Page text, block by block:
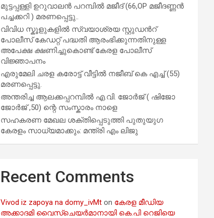
മുട്ടപ്പള്ളി ഉറുവാലൻ പറമ്പിൽ മജീദ് (66,OP മജീദണ്ണൻ
പച്ചക്കറി ) മരണപ്പെട്ടു..
വിവിധ സ്കൂളുകളില്‍ സ്വയാശ്രയ സ്റ്റുഡന്‍റ്
പോലീസ് കേഡറ്റ് പദ്ധതി ആരംഭിക്കുന്നതിനുള്ള
അപേക്ഷ ക്ഷണിച്ചുകൊണ്ട് കേരള പോലീസ്
വിജ്ഞാപനം
എരുമേലി ചരള കരോട്ട് വീട്ടിൽ നജീബ് കെ എച്ച് (55)
മരണപ്പെട്ടു.
അന്തരിച്ച ആ​ല​ക്ക​പ്പ​റമ്പിൽ​ എ.​വി. ജോ​ർ​ജ് ( ഷിജോ
ജോർജ് ,50) ന്റെ സംസ്കാരം നാളെ
സഹകരണ മേഖല ശക്തിപ്പെടുത്തി പുതുയുഗ
കേരളം സാധ്യമാക്കും: മന്ത്രി എം ലിജു
Recent Comments
Vivod iz zapoya na domy_ivMt on കേരള മീഡിയ
അക്കാദമി വൈസ്ചെയർമാനായി കെ.പി റെജിയെ